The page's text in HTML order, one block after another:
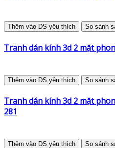
Thêm vào DS yêu thích So sánh
Tranh dán kính 3d 2 mặt
Thêm vào DS yêu thích So sánh
Tranh dán kính 3d 2 mặt
281
Thêm vào DS yêu thích So sánh